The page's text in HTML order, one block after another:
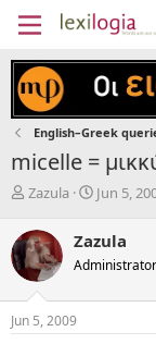
English–Greek
micelle =
T
r
e
a
t
Zazula
S
r
t
Jun 5,
Zazula
Administrator
Jun 5, 2009